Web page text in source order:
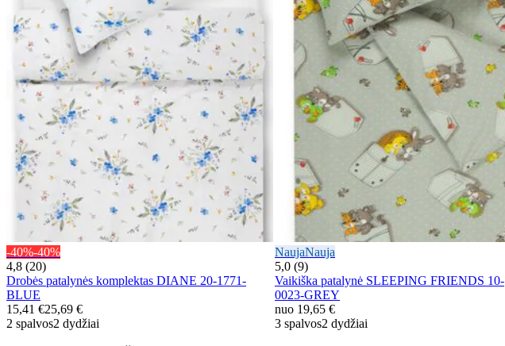
-40%-40%
4,8 (20)
Drobės patalynės komplektas DIANE 20-1771-
BLUE
15,41 €25,69 €
2 spalvos2 dydžiai
NaujaNauja
5,0 (9)
Vaikiška patalynė SLEEPING FRIENDS 10-
0023-GREY
nuo 19,65 €
3 spalvos2 dydžiai